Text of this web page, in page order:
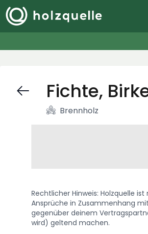
Fichte,
Brennholz
Rechtlicher Hinweis: Holzquelle
Ansprüche in Zusammenhang
gegenüber deinem
wird) geltend machen.